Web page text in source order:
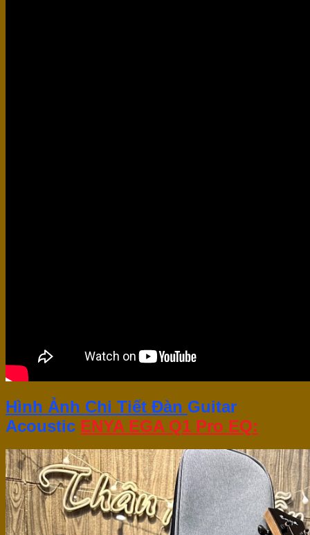
Hình Ảnh Chi Tiết Đàn Guitar
Acoustic ENYA EGA Q1 Pro EQ: